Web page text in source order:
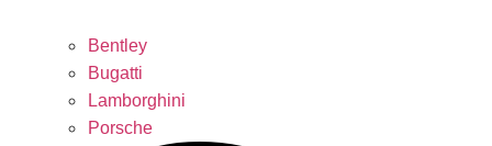
Bentley
Bugatti
Lamborghini
Porsche